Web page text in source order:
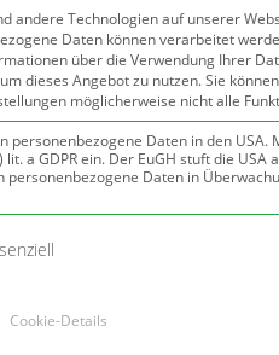
27.11.2017
IM KLINIKUM
Von Sigrid
und kündigte
lokalen
andere Technologien auf unserer
Daten können verarbeitet
über die Verwendung Ihrer
dieses Angebot zu nutzen.Sie
möglicherweise nicht alle
personenbezogene Daten in den
lit. a GDPR ein. Der EuGH stuft die
personenbezogene Daten in
Service-Gruppen, für die eine
Cookie-Details